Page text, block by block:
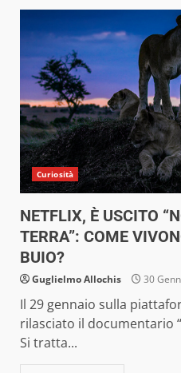
Curiosità
NETFLIX, È USCITO
TERRA”: COME
BUIO?
Guglielmo Allochis 30
Il 29 gennaio sulla
rilasciato il documentario
Si tratta...